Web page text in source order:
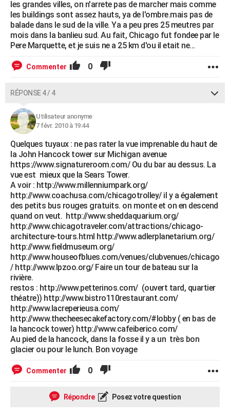
les grandes villes, on n'arrete pas de marcher mais comme
les buildings sont assez hauts, ya de l'ombre.mais pas de
balade dans le sud de la ville. Ya a peu pres 25 meutres par
mois dans la banlieu sud. Au fait, Chicago fut fondee par le
Pere Marquette, et je suis ne a 25 km d'ou il etait ne...
Commenter 0
RÉPONSE 4 / 4
Utilisateur anonyme
7 févr. 2010 à 19:44
Quelques tuyaux : ne pas rater la vue imprenable du haut de
la John Hancock tower sur Michigan avenue
https://www.signatureroom.com/ Ou du bar au dessus. La
vue est mieux que la Sears Tower.
A voir : http://www.millenniumpark.org/
http://www.coachusa.com/chicagotrolley/ il y a également
des petits bus rouges gratuits. on monte et on en descend
quand on veut. http://www.sheddaquarium.org/
http://www.chicagotraveler.com/attractions/chicago-
architecture-tours.html http://www.adlerplanetarium.org/
http://www.fieldmuseum.org/
http://www.houseofblues.com/venues/clubvenues/chicago
/ http://www.lpzoo.org/ Faire un tour de bateau sur la
rivière.
restos : http://www.petterinos.com/ (ouvert tard, quartier
théatre)) http://www.bistro110restaurant.com/
http://www.lacreperieusa.com/
http://www.thecheesecakefactory.com/#lobby ( en bas de
la hancock tower) http://www.cafeiberico.com/
Au pied de la hancock, dans la fosse il y a un très bon
glacier ou pour le lunch. Bon voyage
Commenter 0
Répondre Posez votre question